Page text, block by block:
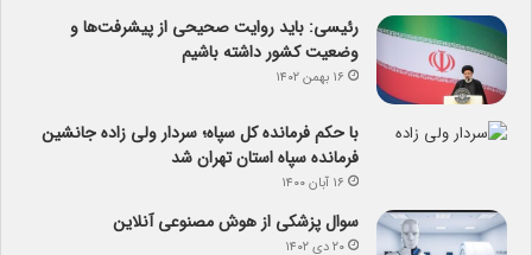
رئیسی: باید روایت صحیحی از پیشرفت‌ها و
وضعیت کشور داشته باشیم
۱۶ بهمن ۱۴۰۲
با حکم فرمانده کل سپاه؛ سردار ولی زاده جانشین
فرمانده سپاه استان تهران شد
۱۶ آبان ۱۴۰۰
سوال پزشکی از هوش مصنوعی آنلاین
۲۰ دی ۱۴۰۲